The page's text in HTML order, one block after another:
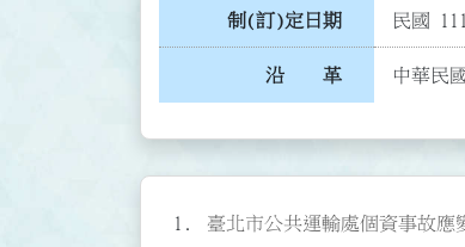
制(訂)定日期 民國
沿 革 中華民
臺北市公共運輸處個資事故應